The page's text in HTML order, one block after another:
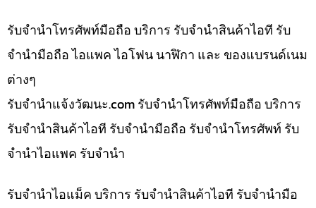
รับจำนำโทรศัพท์มือถือ บริการ รับจำนำสินค้าไอที รับ
จำนำมือถือ ไอแพค ไอโฟน นาฬิกา และ ของแบรนด์เนม
ต่างๆ
รับจํานําแจ้งวัฒนะ.com รับจำนำโทรศัพท์มือถือ บริการ
รับจำนำสินค้าไอที รับจำนำมือถือ รับจำนำโทรศัพท์ รับ
จำนำไอแพค รับจำนำ
รับจำนำไอแม็ค บริการ รับจำนำสินค้าไอที รับจำนำมือ